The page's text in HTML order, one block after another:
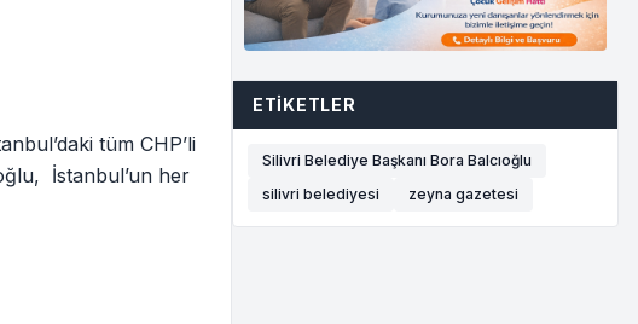
tüm CHP’li
İstanbul’un her
ETIKETLER
Silivri Belediye Başkanı Bora Balcıoğlu
silivri belediyesi
zeyna gazetesi